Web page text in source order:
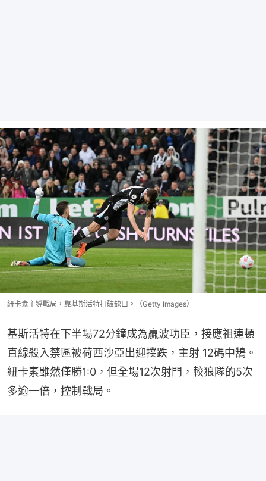
紐卡素主導戰局，靠基斯活特打破缺口。（Getty Images）
基斯活特在下半場72分鐘成為贏波功臣，接應祖連頓
直線殺入禁區被荷西沙亞出迎撲跌，主射 12碼中鵠。
紐卡素雖然僅勝1:0，但全場12次射門，較狼隊的5次
多逾一倍，控制戰局。